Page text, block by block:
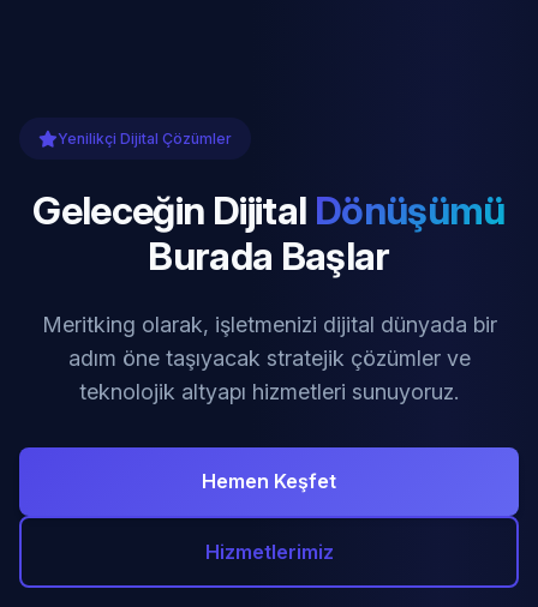
Yenilikçi Dijital Çözümler
Geleceğin Dijital Dönüşümü
Burada Başlar
Meritking olarak, işletmenizi dijital dünyada bir
adım öne taşıyacak stratejik çözümler ve
teknolojik altyapı hizmetleri sunuyoruz.
Hemen Keşfet
Hizmetlerimiz